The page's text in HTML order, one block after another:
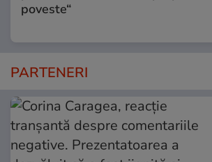
poveste“
PARTENERI